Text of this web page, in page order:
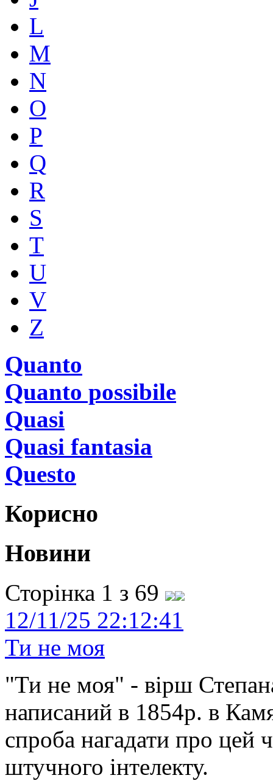
L
M
N
O
P
Q
R
S
T
U
V
Z
Quanto
Quanto possibile
Quasi
Quasi fantasia
Questo
Корисно
Новини
Сторінка 1 з 69
12/11/25 22:12:41
Ти не моя
"Ти не моя" - вірш
написаний в 1854р. в
спроба нагадати про цей
штучного інтелекту.